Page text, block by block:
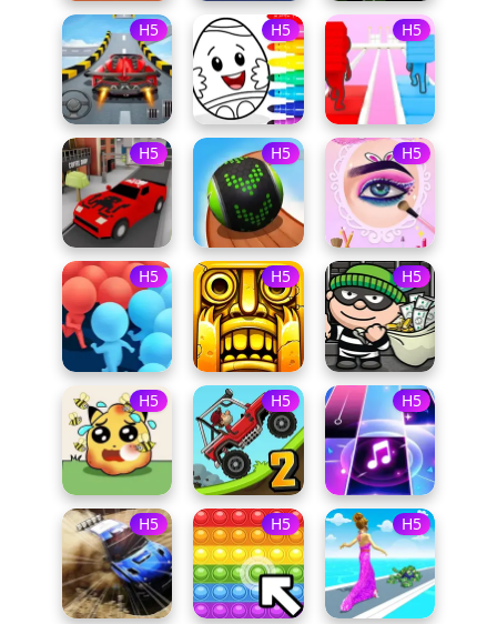
H5 H5 H5
H5 H5 H5
H5 H5 H5
H5 H5 H5
H5 H5 H5